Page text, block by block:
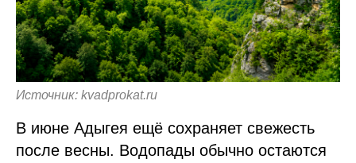
Источник: kvadprokat.ru
В июне Адыгея ещё сохраняет свежесть
после весны. Водопады обычно остаются